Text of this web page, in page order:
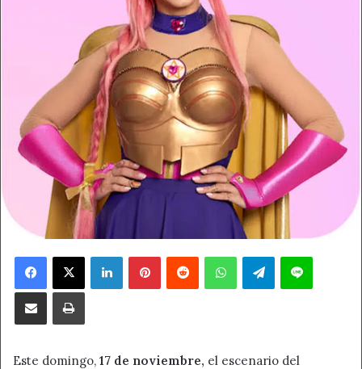
Facebook
X LinkedInPinterestReddit WhatsAppTelegramLine
Compartir por correo electrónicoImprimir
Este domingo, 17 de noviembre, el escenario del